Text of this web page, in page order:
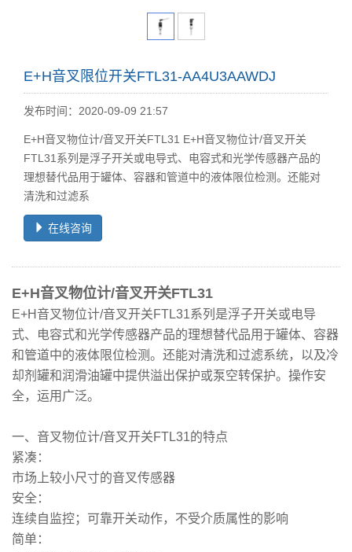
E+H音叉限位开关FTL31-AA4U3AAWDJ
发布时间：2020-09-09 21:57
E+H音叉物位计/音叉开关FTL31 E+H音叉物位计/音叉开关
FTL31系列是浮子开关或电导式、电容式和光学传感器产品的
理想替代品用于罐体、容器和管道中的液体限位检测。还能对
清洗和过滤系
在线咨询
E+H音叉物位计/音叉开关FTL31
E+H音叉物位计/音叉开关FTL31系列是浮子开关或电导
式、电容式和光学传感器产品的理想替代品用于罐体、容器
和管道中的液体限位检测。还能对清洗和过滤系统，以及冷
却剂罐和润滑油罐中提供溢出保护或泵空转保护。操作安
全，运用广泛。
一、音叉物位计/音叉开关FTL31的特点
紧凑：
市场上较小尺寸的音叉传感器
安全：
连续自监控；可靠开关动作，不受介质属性的影响
简单：